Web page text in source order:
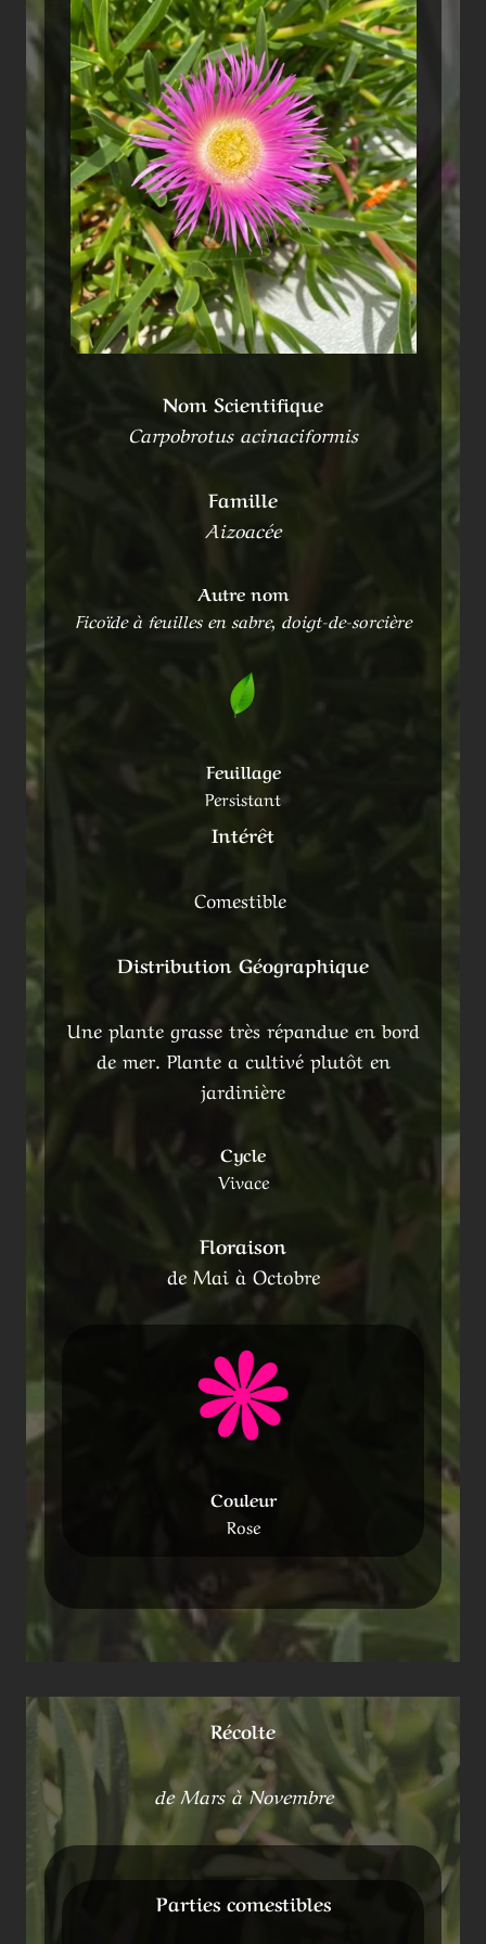
Nom Scientifique
Carpobrotus acinaciformis
Famille
Aizoacée
Autre nom
Ficoïde à feuilles en sabre, doigt-de-sorcière
Feuillage
Persistant
Intérêt
Comestible
Distribution Géographique
Une plante grasse très répandue en bord
de mer. Plante a cultivé plutôt en
jardinière
Cycle
Vivace
Floraison
de Mai à Octobre
Couleur
Rose
Récolte
de Mars à Novembre
Parties comestibles